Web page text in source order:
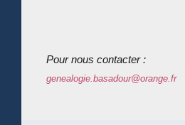
Pour nous contacter :
genealogie.basadour@orange.fr